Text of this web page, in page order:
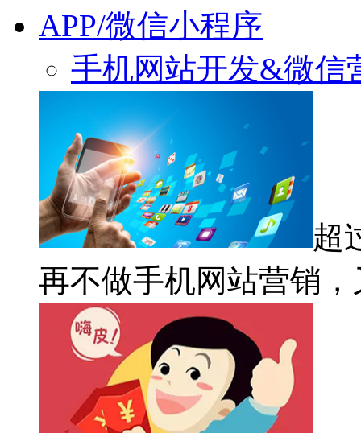
APP/微信小程序
手机网站开发&微信
超
再不做手机网站营销